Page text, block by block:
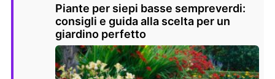
Piante per siepi basse sempreverdi:
consigli e guida alla scelta per un
giardino perfetto